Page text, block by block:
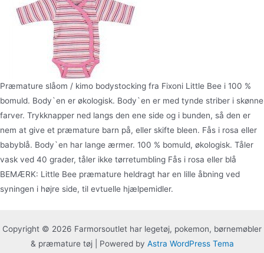
Præmature slåom / kimo bodystocking fra Fixoni Little Bee i 100 %
bomuld. Body`en er økologisk. Body`en er med tynde striber i skønne
farver. Trykknapper ned langs den ene side og i bunden, så den er
nem at give et præmature barn på, eller skifte bleen. Fås i rosa eller
babyblå. Body`en har lange ærmer. 100 % bomuld, økologisk. Tåler
vask ved 40 grader, tåler ikke tørretumbling Fås i rosa eller blå
BEMÆRK: Little Bee præmature heldragt har en lille åbning ved
syningen i højre side, til evtuelle hjælpemidler.
Copyright © 2026 Farmorsoutlet har legetøj, pokemon, børnemøbler
& præmature tøj | Powered by Astra WordPress Tema